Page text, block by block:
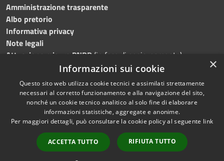
Amministrazione trasparente
Albo pretorio
Informativa privacy
Note legali
Attuazione misure PNRR (in fase di aggiornamento)
Dichiarazione di accessibilità
Accessibilità
Copyright © 2026 • Comune di
Ostra • Powered by
Municipium•
Accesso
redazione
×
Informazioni sui cookie
Questo sito web utilizza cookie tecnici e assimilati strettamente
necessari al corretto funzionamento e alla navigazione del sito,
nonché un cookie tecnico analitico al solo fine di elaborare
informazioni statistiche, aggregate e anonime.
Per maggiori dettagli, può consultare la cookie policy al seguente link
ACCETTA TUTTO RIFIUTA TUTTO